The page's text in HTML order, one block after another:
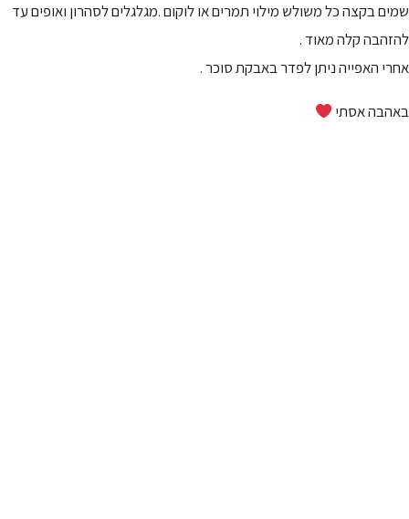
שמים בקצה כל משולש מילוי תמרים או לוקום .מגלגלים לסהרון ואופים עד
להזהבה קלה מאוד .
אחרי האפייה ניתן לפדר באבקת סוכר .
באהבה אסתי